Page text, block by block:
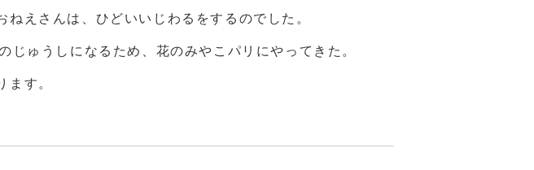
えさんは、ひどいいじわるをするのでした。
じゅうしになるため、花のみやこパリにやってきた。
ます。